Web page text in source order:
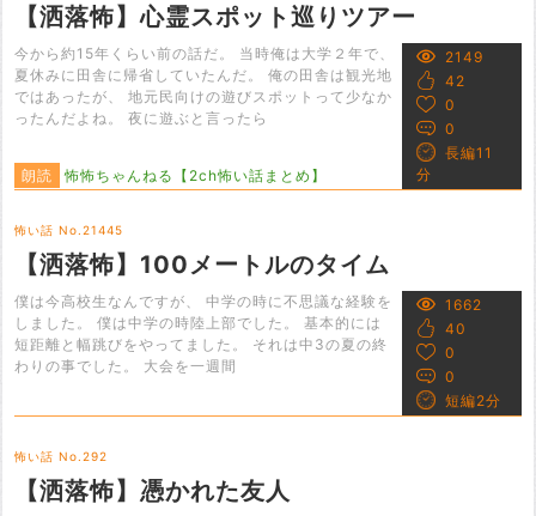
【洒落怖】心霊スポット巡りツアー
今から約15年くらい前の話だ。 当時俺は大学２年で、
夏休みに田舎に帰省していたんだ。 俺の田舎は観光地
ではあったが、 地元民向けの遊びスポットって少なか
ったんだよね。 夜に遊ぶと言ったら
朗読 怖怖ちゃんねる【2ch怖い話まとめ】
2149
42
0
0
長編11
分
怖い話 No.21445
【洒落怖】100メートルのタイム
僕は今高校生なんですが、 中学の時に不思議な経験を
しました。 僕は中学の時陸上部でした。 基本的には
短距離と幅跳びをやってました。 それは中3の夏の終
わりの事でした。 大会を一週間
1662
40
0
0
短編2分
怖い話 No.292
【洒落怖】憑かれた友人